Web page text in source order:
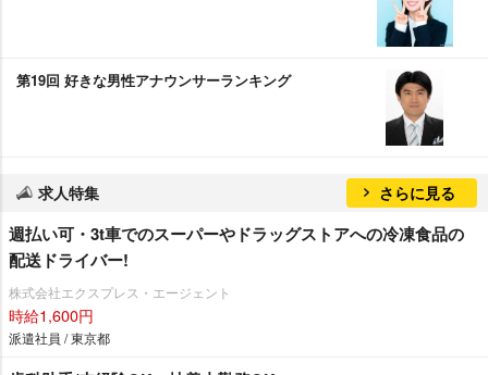
第19回 好きな男性アナウンサーランキング
求人特集 さらに見る
週払い可・3t車でのスーパーやドラッグストアへの冷凍食品の
配送ドライバー!
株式会社エクスプレス・エージェント
時給1,600円
派遣社員 / 東京都